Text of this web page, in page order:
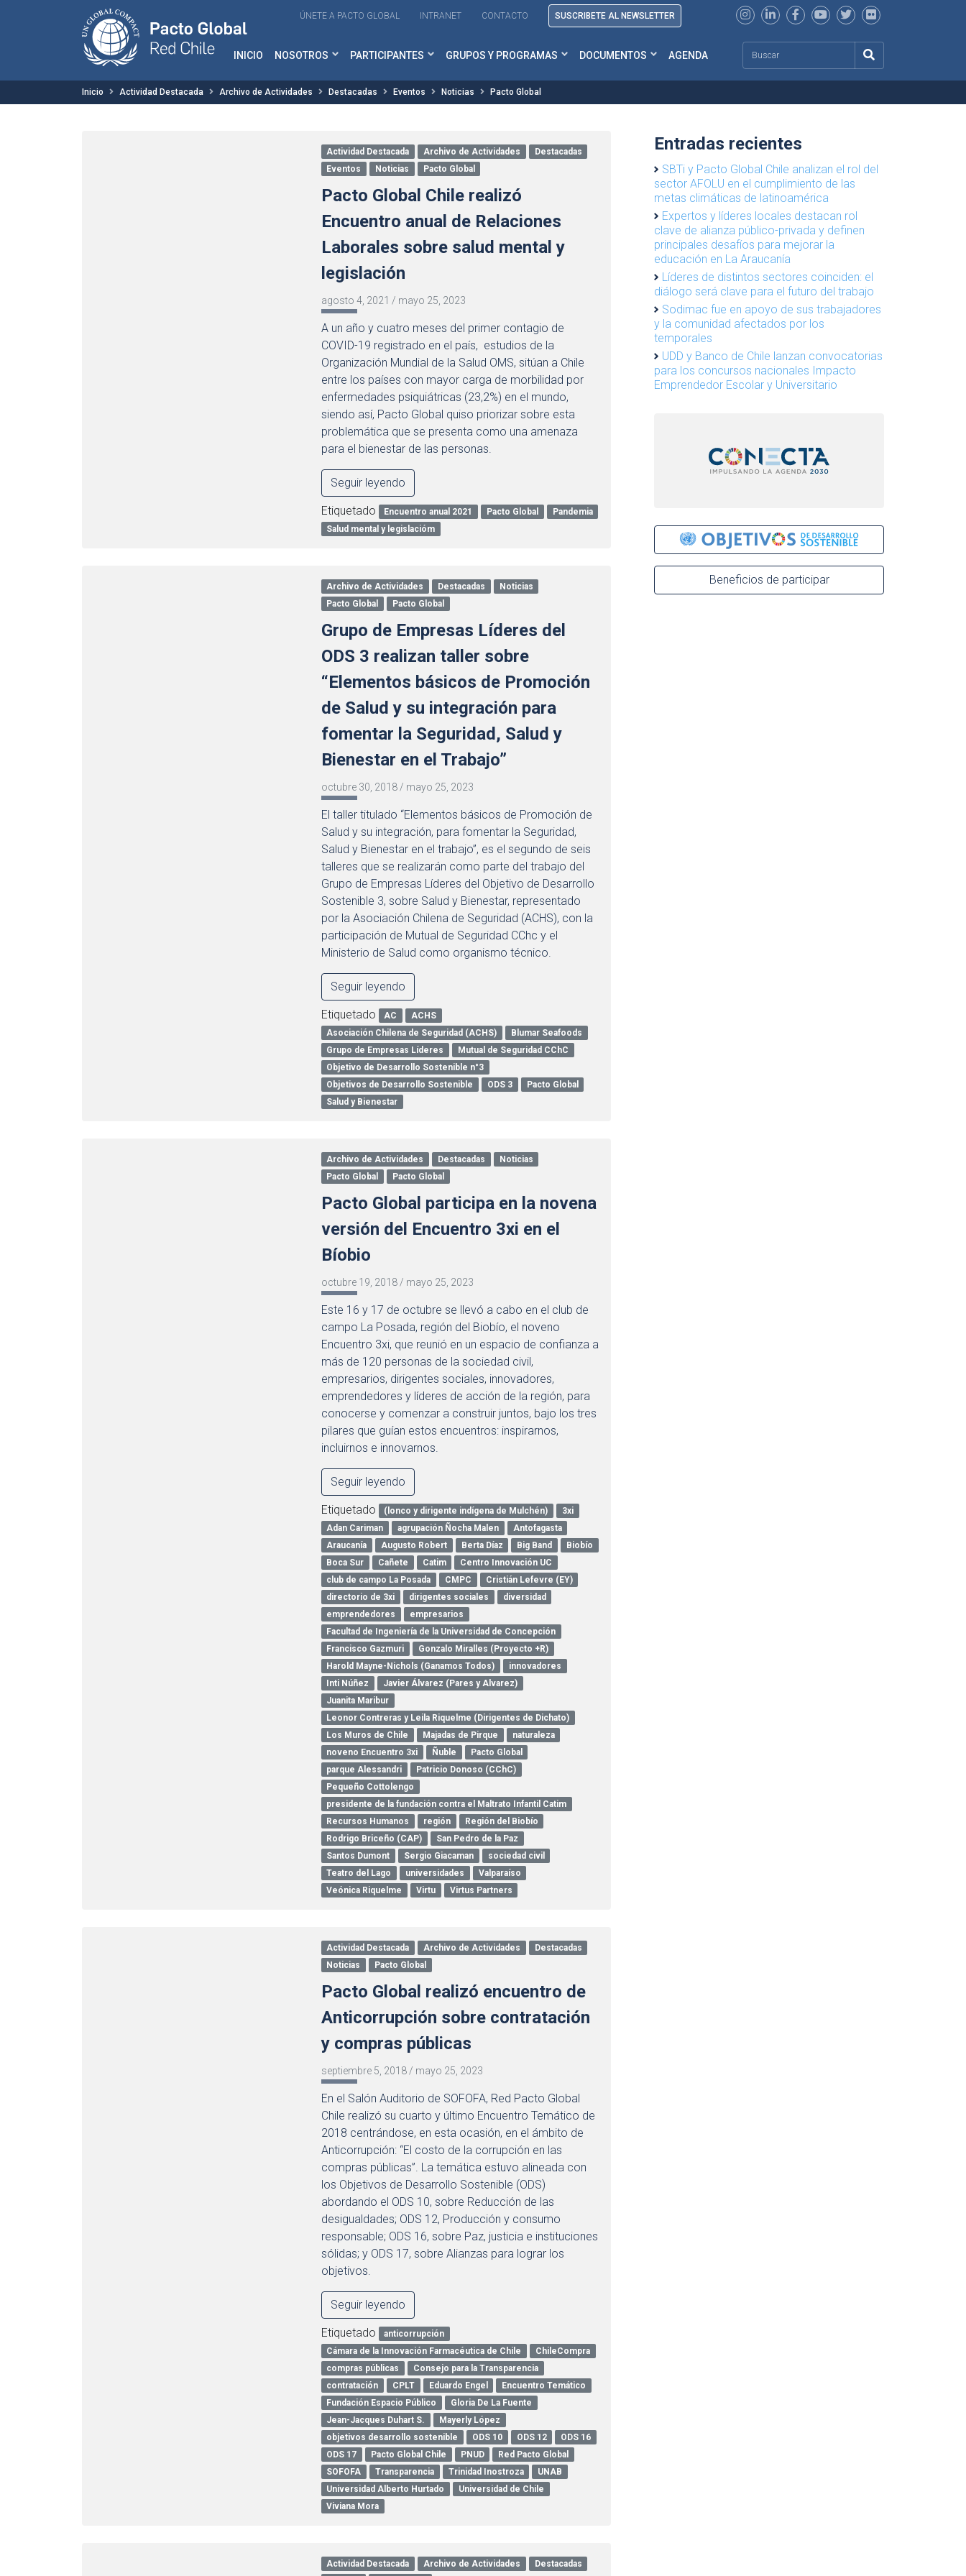
ÚNETE A PACTO GLOBAL INTRANET CONTACTO SUSCRIBETE AL NEWSLETTER
INICIO NOSOTROS PARTICIPANTES GRUPOS Y PROGRAMAS DOCUMENTOS AGENDA
Inicio Actividad Destacada Archivo de Actividades Destacadas Eventos Noticias Pacto Global
Actividad Destacada Archivo de Actividades
Destacadas
Eventos
Noticias Pacto Global
Pacto Global Chile realizó
Encuentro anual de Relaciones
Laborales sobre salud mental y
legislación
agosto 4, 2021 / mayo 25, 2023
A un año y cuatro meses del primer contagio de
COVID-19 registrado en el país, estudios de la
Organización Mundial de la Salud OMS, sitúan a Chile
entre los países con mayor carga de morbilidad por
enfermedades psiquiátricas (23,2%) en el mundo,
siendo así, Pacto Global quiso priorizar sobre esta
problemática que se presenta como una amenaza
para el bienestar de las personas.
Seguir leyendo
Etiquetado Encuentro anual 2021 Pacto Global
Pandemia
Salud mental y legislacióm
Archivo de Actividades Destacadas
Noticias
Pacto Global
Pacto Global
Grupo de Empresas Líderes del
ODS 3 realizan taller sobre
“Elementos básicos de Promoción
de Salud y su integración para
fomentar la Seguridad, Salud y
Bienestar en el Trabajo”
octubre 30, 2018 / mayo 25, 2023
El taller titulado “Elementos básicos de Promoción de
Salud y su integración, para fomentar la Seguridad,
Salud y Bienestar en el trabajo”, es el segundo de seis
talleres que se realizarán como parte del trabajo del
Grupo de Empresas Líderes del Objetivo de Desarrollo
Sostenible 3, sobre Salud y Bienestar, representado
por la Asociación Chilena de Seguridad (ACHS), con la
participación de Mutual de Seguridad CChc y el
Ministerio de Salud como organismo técnico.
Seguir leyendo
Etiquetado AC
ACHS
Asociación Chilena de Seguridad (ACHS)
Blumar Seafoods
Grupo de Empresas Líderes
Mutual de Seguridad CChC
Objetivo de Desarrollo Sostenible n°3
Objetivos de Desarrollo Sostenible
ODS 3
Pacto Global
Salud y Bienestar
Archivo de Actividades Destacadas
Noticias
Pacto Global
Pacto Global
Pacto Global participa en la novena
versión del Encuentro 3xi en el
Bíobio
octubre 19, 2018 / mayo 25, 2023
Este 16 y 17 de octubre se llevó a cabo en el club de
campo La Posada, región del Biobío, el noveno
Encuentro 3xi, que reunió en un espacio de confianza a
más de 120 personas de la sociedad civil,
empresarios, dirigentes sociales, innovadores,
emprendedores y líderes de acción de la región, para
conocerse y comenzar a construir juntos, bajo los tres
pilares que guían estos encuentros: inspirarnos,
incluirnos e innovarnos.
Seguir leyendo
Etiquetado (lonco y dirigente indígena de Mulchén)
3xi
Adan Cariman
agrupación Ñocha Malen
Antofagasta
Araucanía
Augusto Robert Berta Díaz Big Band
Biobío
Boca Sur
Cañete Catim
Centro Innovación UC
club de campo La Posada
CMPC
Cristián Lefevre (EY)
directorio de 3xi
dirigentes sociales
diversidad
emprendedores
empresarios
Facultad de Ingeniería de la Universidad de Concepción
Francisco Gazmuri
Gonzalo Miralles (Proyecto +R)
Harold Mayne-Nichols (Ganamos Todos)
innovadores
Inti Núñez
Javier Álvarez (Pares y Alvarez)
Juanita Maribur
Leonor Contreras y Leila Riquelme (Dirigentes de Dichato)
Los Muros de Chile
Majadas de Pirque
naturaleza
noveno Encuentro 3xi
Ñuble
Pacto Global
parque Alessandri
Patricio Donoso (CChC)
Pequeño Cottolengo
presidente de la fundación contra el Maltrato Infantil Catim
Recursos Humanos
región
Región del Biobío
Rodrigo Briceño (CAP)
San Pedro de la Paz
Santos Dumont
Sergio Giacaman
sociedad civil
Teatro del Lago
universidades
Valparaíso
Veónica Riquelme
Virtu Virtus Partners
Actividad Destacada Archivo de Actividades
Destacadas
Noticias
Pacto Global
Pacto Global realizó encuentro de
Anticorrupción sobre contratación
y compras públicas
septiembre 5, 2018 / mayo 25, 2023
En el Salón Auditorio de SOFOFA, Red Pacto Global
Chile realizó su cuarto y último Encuentro Temático de
2018 centrándose, en esta ocasión, en el ámbito de
Anticorrupción: “El costo de la corrupción en las
compras públicas”. La temática estuvo alineada con
los Objetivos de Desarrollo Sostenible (ODS)
abordando el ODS 10, sobre Reducción de las
desigualdades; ODS 12, Producción y consumo
responsable; ODS 16, sobre Paz, justicia e instituciones
sólidas; y ODS 17, sobre Alianzas para lograr los
objetivos.
Seguir leyendo
Etiquetado
anticorrupción
Cámara de la Innovación Farmacéutica de Chile
ChileCompra
compras públicas
Consejo para la Transparencia
contratación
CPLT Eduardo Engel
Encuentro Temático
Fundación Espacio Público
Gloria De La Fuente
Jean-Jacques Duhart S.
Mayerly López
objetivos desarrollo sostenible
ODS 10 ODS 12
ODS 16
ODS 17
Pacto Global Chile PNUD
Red Pacto Global
SOFOFA
Transparencia Trinidad Inostroza
UNAB
Universidad Alberto Hurtado
Universidad de Chile
Viviana Mora
Actividad Destacada Archivo de Actividades Destacadas
Entradas recientes
SBTi y Pacto Global Chile analizan el rol del
sector AFOLU en el cumplimiento de las
metas climáticas de latinoamérica
Expertos y líderes locales destacan rol
clave de alianza público-privada y definen
principales desafíos para mejorar la
educación en La Araucanía
Líderes de distintos sectores coinciden: el
diálogo será clave para el futuro del trabajo
Sodimac fue en apoyo de sus trabajadores
y la comunidad afectados por los
temporales
UDD y Banco de Chile lanzan convocatorias
para los concursos nacionales Impacto
Emprendedor Escolar y Universitario
Beneficios de participar